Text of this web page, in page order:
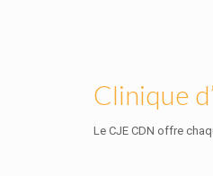
Clinique
Le CJE CDN offre